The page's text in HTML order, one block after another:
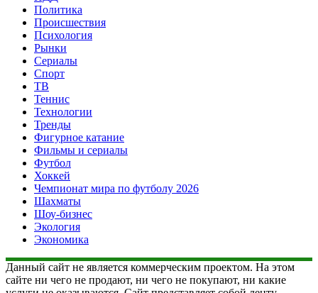
Политика
Происшествия
Психология
Рынки
Сериалы
Спорт
ТВ
Теннис
Технологии
Тренды
Фигурное катание
Фильмы и сериалы
Футбол
Хоккей
Чемпионат мира по футболу 2026
Шахматы
Шоу-бизнес
Экология
Экономика
Данный сайт не является коммерческим проектом. На этом
сайте ни чего не продают, ни чего не покупают, ни какие